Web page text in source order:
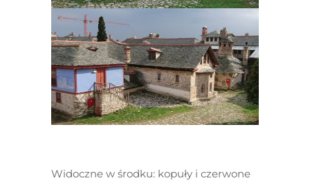
Widoczne w środku: kopuły i czerwone